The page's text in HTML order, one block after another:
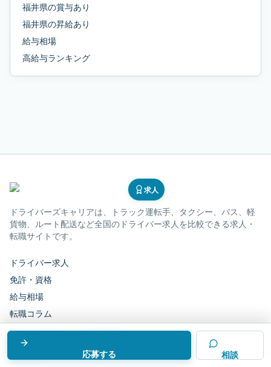
応募する 相談
福井県の賞与あり
福井県の昇給あり
給与相場
高給与ランキング
求人
ドライバーズキャリアは、トラック運転手、タクシー、バス、軽
貨物、ルート配送など全国のドライバー求人を比較できる求人・
転職サイトです。
ドライバー求人
免許・資格
給与相場
転職コラム
法人向けドライバー採用情報
転職相談